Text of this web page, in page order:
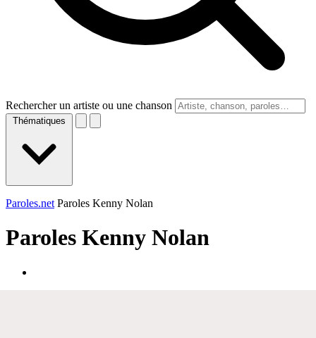
Rechercher un artiste ou une chanson
Thématiques
Paroles.net Paroles Kenny Nolan
Paroles Kenny Nolan